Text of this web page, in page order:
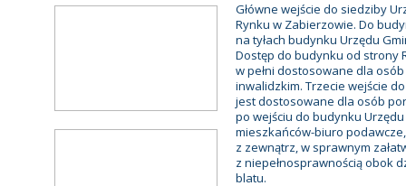
Główne wejście do siedziby
Rynku w Zabierzowie. Do
na tyłach budynku Urzędu
Dostęp do budynku od strony
w pełni dostosowane dla
inwalidzkim. Trzecie wejście
jest dostosowane dla osób
po wejściu do budynku
mieszkańców-biuro
z zewnątrz, w sprawnym
z niepełnosprawnością obok
blatu.